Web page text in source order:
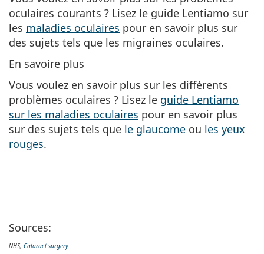
oculaires courants ? Lisez le guide Lentiamo sur
les maladies oculaires pour en savoir plus sur
des sujets tels que les migraines oculaires.
En savoire plus
Vous voulez en savoir plus sur les différents
problèmes oculaires ? Lisez le guide Lentiamo
sur les maladies oculaires pour en savoir plus
sur des sujets tels que le glaucome ou les yeux
rouges.
Sources:
NHS, Cataract surgery